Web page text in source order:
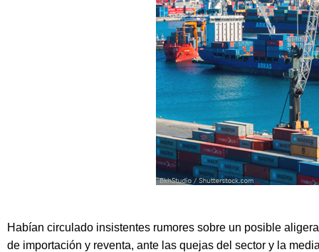
Habían circulado insistentes rumores sobre un posible
de importación y reventa, ante las quejas del sector y la